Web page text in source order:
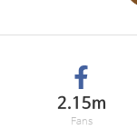
2.15m
Fans